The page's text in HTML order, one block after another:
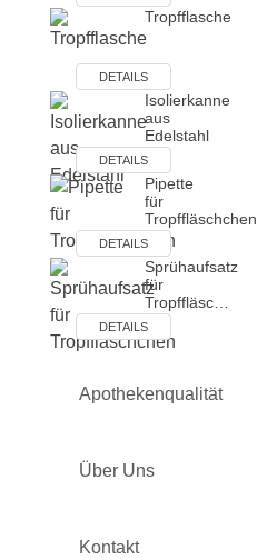
Tropfflasche
DETAILS
Isolierkanne
aus
Edelstahl
DETAILS
Pipette
für
Tropffläschchen
DETAILS
Sprühaufsatz
für
Tropffläsc…
DETAILS
Apothekenqualität
Über Uns
Kontakt